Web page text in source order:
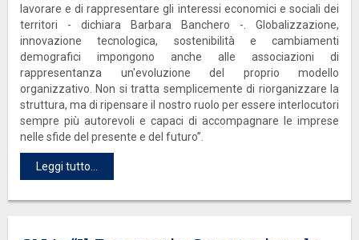
lavorare e di rappresentare gli interessi economici e sociali dei
territori - dichiara Barbara Banchero -. Globalizzazione,
innovazione tecnologica, sostenibilità e cambiamenti
demografici impongono anche alle associazioni di
rappresentanza un'evoluzione del proprio modello
organizzativo. Non si tratta semplicemente di riorganizzare la
struttura, ma di ripensare il nostro ruolo per essere interlocutori
sempre più autorevoli e capaci di accompagnare le imprese
nelle sfide del presente e del futuro”.
Leggi tutto...